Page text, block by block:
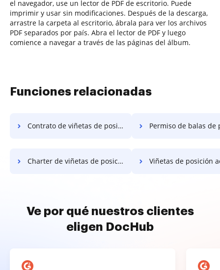
el navegador, use un lector de PDF de escritorio. Puede
imprimir y usar sin modificaciones. Después de la descarga,
arrastre la carpeta al escritorio, ábrala para ver los archivos
PDF separados por país. Abra el lector de PDF y luego
comience a navegar a través de las páginas del álbum.
Funciones relacionadas
Contrato de viñetas de posición Permiso de balas de
Charter de viñetas de posición Viñetas de posición
Ve por qué nuestros clientes
eligen DocHub